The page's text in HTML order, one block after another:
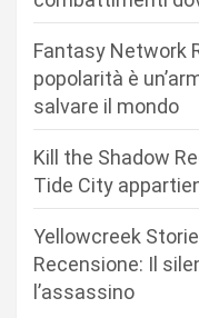
Fantasy Network
popolarità è
salvare il mondo
Kill the Shadow
Tide City
Yellowcreek
Recensione: Il
l’assassino